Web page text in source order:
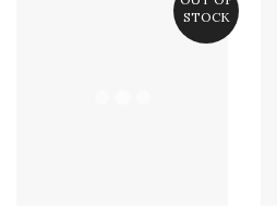
STOCK